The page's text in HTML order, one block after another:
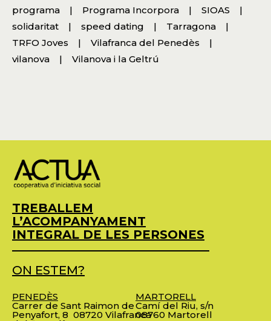
programa
Programa Incorpora
SIOAS
solidaritat
speed dating
Tarragona
TRFO Joves
Vilafranca del Penedès
vilanova
Vilanova i la Geltrú
TREBALLEM
L’ACOMPANYAMENT
INTEGRAL DE LES PERSONES
ON ESTEM?
PENEDÈS
Carrer de Sant Raimon de
Penyafort, 8 08720 Vilafranca
MARTORELL
Camí del Riu, s/n
08760 Martorell